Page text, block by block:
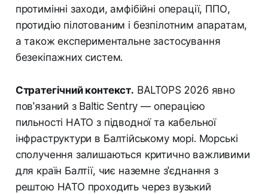
протимінні заходи, амфібійні операції, ППО,
протидію пілотованим і безпілотним апаратам,
а також експериментальне застосування
безекіпажних систем.
Стратегічний контекст. BALTOPS 2026 явно
пов'язаний з Baltic Sentry — операцією
пильності НАТО з підводної та кабельної
інфраструктури в Балтійському морі. Морські
сполучення залишаються критично важливими
для країн Балтії, чиє наземне з'єднання з
рештою НАТО проходить через вузький